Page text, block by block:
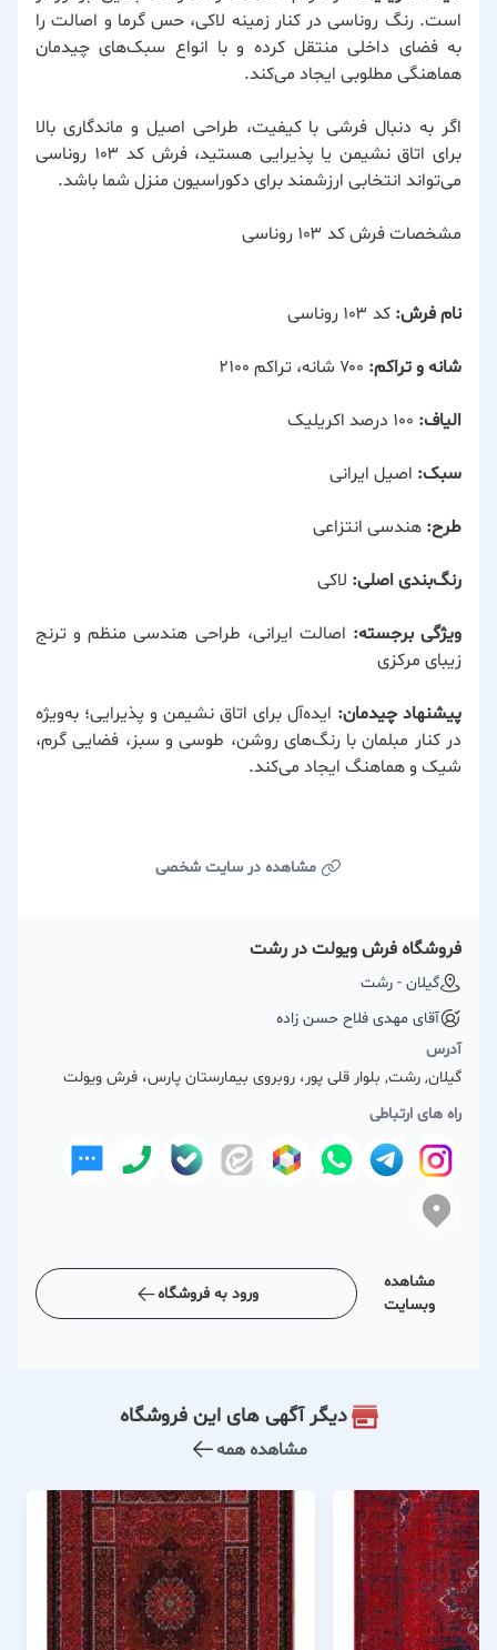
است. رنگ روناسی در کنار زمینه لاکی، حس گرما و اصالت را
به فضای داخلی منتقل کرده و با انواع سبک‌های چیدمان
هماهنگی مطلوبی ایجاد می‌کند.
اگر به دنبال فرشی با کیفیت، طراحی اصیل و ماندگاری بالا
برای اتاق نشیمن یا پذیرایی هستید، فرش کد ۱۰۳ روناسی
می‌تواند انتخابی ارزشمند برای دکوراسیون منزل شما باشد.
مشخصات فرش کد ۱۰۳ روناسی
نام فرش: کد ۱۰۳ روناسی
شانه و تراکم:
الیاف:
سبک: اصیل ایرانی
طرح: هندسی انتزاعی
رنگ‌بندی اصلی: لاکی
ویژگی برجسته: اصالت ایرانی، طراحی هندسی منظم و ترنج
زیبای مرکزی
پیشنهاد چیدمان: ایده‌آل برای اتاق نشیمن و پذیرایی؛ به‌ویژه
در کنار مبلمان با رنگ‌های روشن، طوسی و سبز، فضایی گرم،
شیک و هماهنگ ایجاد می‌کند.
مشاهده در سایت شخصی
فروشگاه فرش ویولت در رشت
گیلان - رشت
آقای مهدی فلاح حسن زاده
آدرس
گیلان, رشت, بلوار قلی پور، روبروی بیمارستان پارس، فرش ویولت
راه های ارتباطی
مشاهده
وبسایت
ورود به فروشگاه
دیگر آگهی های این فروشگاه
مشاهده همه